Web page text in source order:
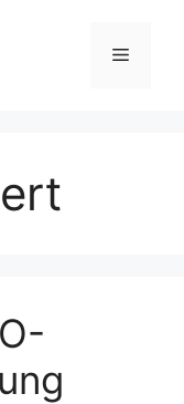
Menü